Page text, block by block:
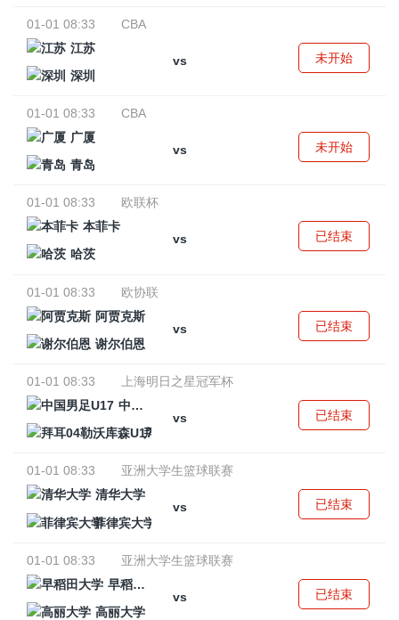
01-01 08:33
CBA
江苏
vs
深圳
未开始
01-01 08:33
CBA
广厦
vs
青岛
未开始
01-01 08:33
欧联杯
本菲卡
vs
哈茨
已结束
01-01 08:33
欧协联
阿贾克斯
vs
谢尔伯恩
已结束
01-01 08:33
上海明日之星冠军杯
中国男足U17
vs
拜耳04勒沃库森U17
已结束
01-01 08:33
亚洲大学生篮球联赛
清华大学
vs
菲律宾大学
已结束
01-01 08:33
亚洲大学生篮球联赛
早稻田大学
vs
高丽大学
已结束